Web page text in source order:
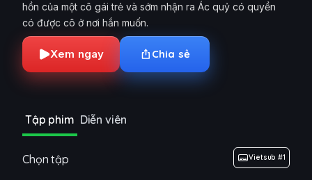
hồn của một cô gái trẻ và sớm nhận ra Ác quỷ có quyền
có được cô ở nơi hắn muốn.
Xem ngay Chia sẻ
Tập phim Diễn viên
Chọn tập Vietsub #1